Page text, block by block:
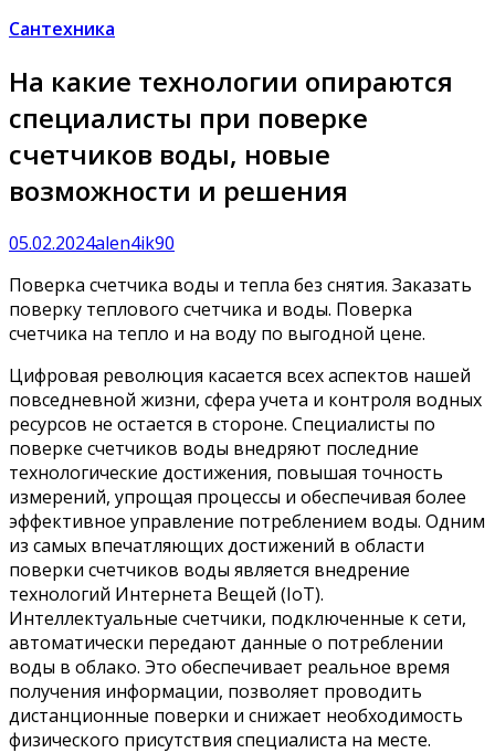
Сантехника
На какие технологии опираются
специалисты при поверке
счетчиков воды, новые
возможности и решения
05.02.2024alen4ik90
Поверка счетчика воды и тепла без снятия. Заказать
поверку теплового счетчика и воды. Поверка
счетчика на тепло и на воду по выгодной цене.
Цифровая революция касается всех аспектов нашей
повседневной жизни, сфера учета и контроля водных
ресурсов не остается в стороне. Специалисты по
поверке счетчиков воды внедряют последние
технологические достижения, повышая точность
измерений, упрощая процессы и обеспечивая более
эффективное управление потреблением воды. Одним
из самых впечатляющих достижений в области
поверки счетчиков воды является внедрение
технологий Интернета Вещей (IoT).
Интеллектуальные счетчики, подключенные к сети,
автоматически передают данные о потреблении
воды в облако. Это обеспечивает реальное время
получения информации, позволяет проводить
дистанционные поверки и снижает необходимость
физического присутствия специалиста на месте.